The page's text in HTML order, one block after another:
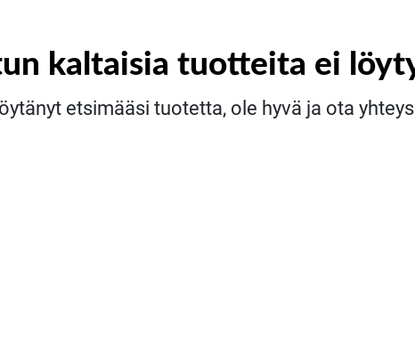
kaltaisia tuotteita ei
etsimääsi tuotetta, ole hyvä ja ota